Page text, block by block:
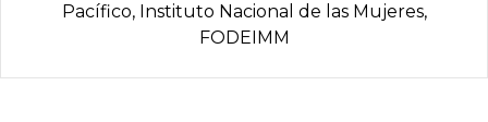
Pací­fico, Instituto Nacional de las Mujeres,
FODEIMM